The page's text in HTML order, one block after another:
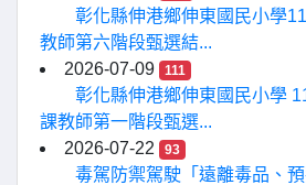
彰化縣伸港鄉伸東國民小學
教師第六階段甄選結...
2026-07-09
111
彰化縣伸港鄉伸東國民小學
課教師第一階段甄選...
2026-07-22
93
毒駕防禦駕駛「遠離毒品、